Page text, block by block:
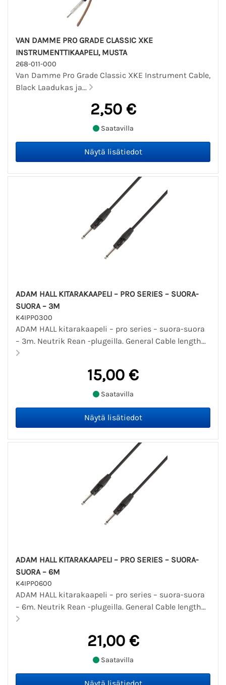
VAN DAMME PRO GRADE CLASSIC XKE
INSTRUMENTTIKAAPELI, MUSTA
268-011-000
Van Damme Pro Grade Classic XKE Instrument Cable,
Black Laadukas ja...
2,50 €
Saatavilla
ADAM HALL KITARAKAAPELI – PRO SERIES – SUORA-
SUORA – 3M
K4IPP0300
ADAM HALL kitarakaapeli – pro series – suora-suora
– 3m. Neutrik Rean -plugeilla. General Cable length...
15,00 €
Saatavilla
ADAM HALL KITARAKAAPELI – PRO SERIES – SUORA-
SUORA – 6M
K4IPP0600
ADAM HALL kitarakaapeli – pro series – suora-suora
– 6m. Neutrik Rean -plugeilla. General Cable length...
21,00 €
Saatavilla